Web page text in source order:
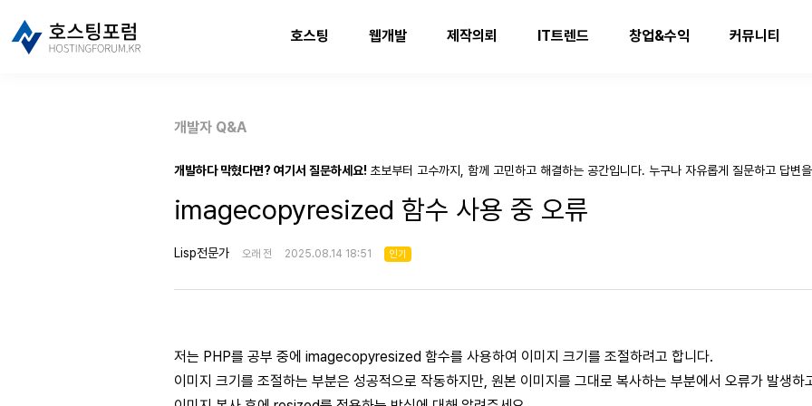
호스팅 웹개발 제작의뢰 IT트렌드 창업&수익 커뮤니티
개발자 Q&A
개발하다 막혔다면? 여기서 질문하세요! 초보부터 고수까지, 함께 고민하고 해결하는 공간입니다. 누구나 자유롭게 질문하고 답변
imagecopyresized 함수 사용 중 오류
Lisp전문가 오래 전 2025.08.14 18:51 인기
저는 PHP를 공부 중에 imagecopyresized 함수를 사용하여 이미지 크기를 조절하려고 합니다.
이미지 크기를 조절하는 부분은 성공적으로 작동하지만, 원본 이미지를 그대로 복사하는 부분에서 오류가 발생하